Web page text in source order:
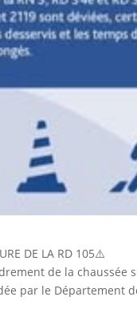
DE LA RD 105⚠️
de la chaussée
par le Département